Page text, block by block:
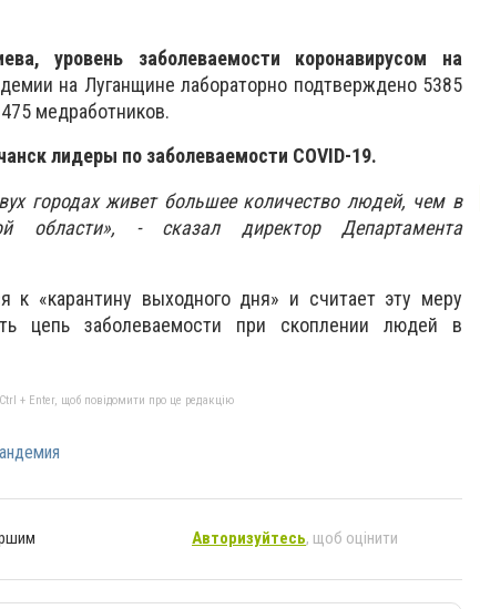
уровень заболеваемости коронавирусом на
на Луганщине лабораторно подтверждено 5385
медработников.
лидеры по заболеваемости COVID-19.
городах живет большее количество людей, чем в
области», - сказал директор Департамента
к «карантину выходного дня» и считает эту меру
цепь заболеваемости при скоплении людей в
+ Enter, щоб повідомити про це редакцію
Авторизуйтесь, щоб оцінити